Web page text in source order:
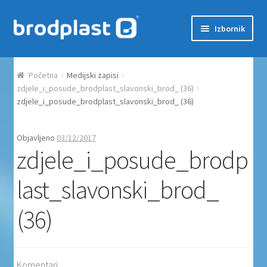
Preskoči na navigaciju
Skoči do sadržaja Izbornik
Početna
Auction Dashboard
Košarica
Moj račun
Naplata
Početna
Medijski zapisi
zdjele_i_posude_brodplast_slavonski_brod_ (36)
zdjele_i_posude_brodplast_slavonski_brod_ (36)
Objavljeno 03/12/2017
zdjele_i_posude_brodp
last_slavonski_brod_
(36)